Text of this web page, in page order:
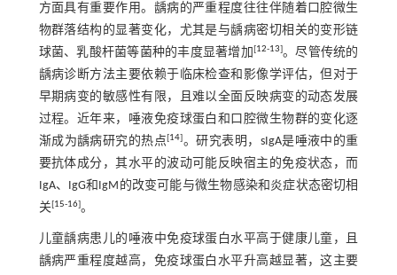
方面具有重要作用。龋病的严重程度往往伴随着口腔微生
物群落结构的显著变化，尤其是与龋病密切相关的变形链
球菌、乳酸杆菌等菌种的丰度显著增加
[12-13]。尽管传统的
龋病诊断方法主要依赖于临床检查和影像学评估，但对于
早期病变的敏感性有限，且难以全面反映病变的动态发展
过程。近年来，唾液免疫球蛋白和口腔微生物群的变化逐
渐成为龋病研究的热点[14]。研究表明，sIgA是唾液中的重
要抗体成分，其水平的波动可能反映宿主的免疫状态，而
IgA、IgG和IgM的改变可能与微生物感染和炎症状态密切相
关[15-16]。
儿童龋病患儿的唾液中免疫球蛋白水平高于健康儿童，且
龋病严重程度越高，免疫球蛋白水平升高越显著，这主要